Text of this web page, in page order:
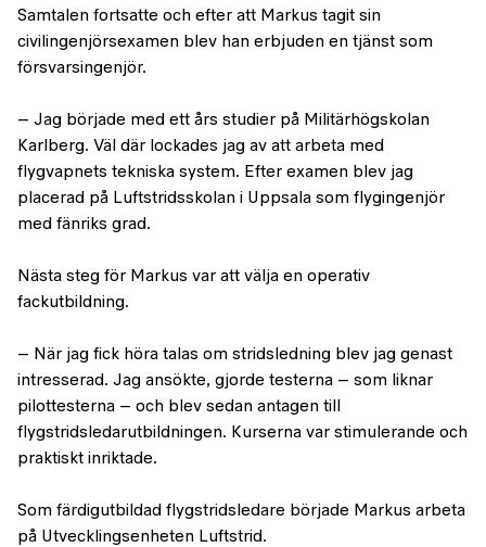
Samtalen fortsatte och efter att Markus tagit sin
civilingenjörsexamen blev han erbjuden en tjänst som
försvarsingenjör.
– Jag började med ett års studier på Militärhögskolan
Karlberg. Väl där lockades jag av att arbeta med
flygvapnets tekniska system. Efter examen blev jag
placerad på Luftstridsskolan i Uppsala som flygingenjör
med fänriks grad.
Nästa steg för Markus var att välja en operativ
fackutbildning.
– När jag fick höra talas om stridsledning blev jag genast
intresserad. Jag ansökte, gjorde testerna – som liknar
pilottesterna – och blev sedan antagen till
flygstridsledarutbildningen. Kurserna var stimulerande och
praktiskt inriktade.
Som färdigutbildad flygstridsledare började Markus arbeta
på Utvecklingsenheten Luftstrid.